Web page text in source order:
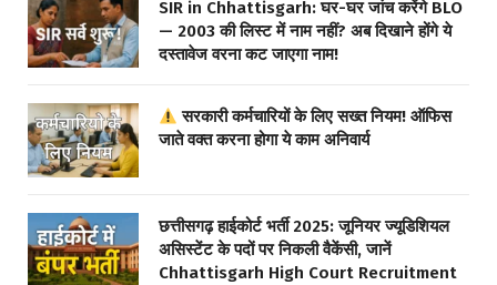
SIR in Chhattisgarh: घर-घर जांच करेंगे BLO
— 2003 की लिस्ट में नाम नहीं? अब दिखाने होंगे ये
दस्तावेज वरना कट जाएगा नाम!
सरकारी कर्मचारियों के लिए सख्त नियम! ऑफिस
जाते वक्त करना होगा ये काम अनिवार्य
छत्तीसगढ़ हाईकोर्ट भर्ती 2025: जूनियर ज्यूडिशियल
असिस्टेंट के पदों पर निकली वैकेंसी, जानें
Chhattisgarh High Court Recruitment